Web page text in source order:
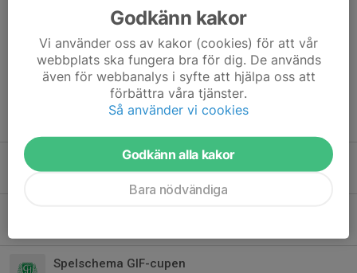
vara med i reklamfilmen.
Tidigare nyheter
Match p12 Lira-GIF onsd 5/8
Spelschema GIF-cupen
Godkänn kakor
Vi använder oss av kakor (cookies) för att vår
webbplats ska fungera bra för dig. De används
även för webbanalys i syfte att hjälpa oss att
förbättra våra tjänster.
Så använder vi cookies
Godkänn alla kakor
Bara nödvändiga